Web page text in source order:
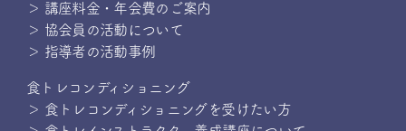
＞ 講座料金・年会費のご案内
＞ 協会員の活動について
＞ 指導者の活動事例
食トレコンディショニング
＞ 食トレコンディショニングを受けたい方